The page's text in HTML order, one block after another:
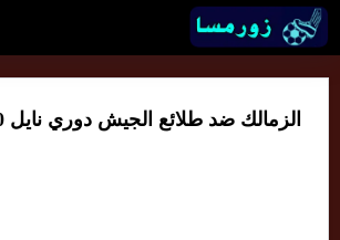
الزمالك ضد طلائع الجيش دوري نايل 5:00